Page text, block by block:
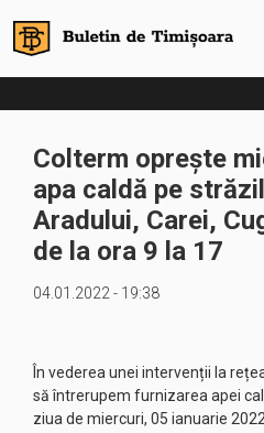
Colterm oprește
apa caldă pe
Aradului, Carei,
de la ora 9 la 17
04.01.2022 - 19:38
În vederea unei intervenții la
să întrerupem furnizarea apei
ziua de miercuri, 05 ianuarie